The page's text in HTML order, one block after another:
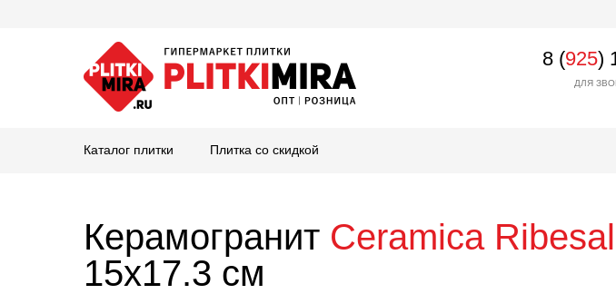
8 (925)
ДЛЯ
Каталог плитки Плитка со скидкой
Керамогранит Ceramica
15x17.3 см